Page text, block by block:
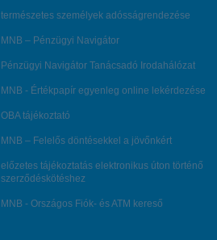
természetes személyek adósságrendezése
MNB – Pénzügyi Navigátor
Pénzügyi Navigátor Tanácsadó Irodahálózat
MNB - Értékpapír egyenleg online lekérdezése
OBA tájékoztató
MNB – Felelős döntésekkel a jövőnkért
előzetes tájékoztatás elektronikus úton történő
szerződéskötéshez
MNB - Országos Fiók- és ATM kereső